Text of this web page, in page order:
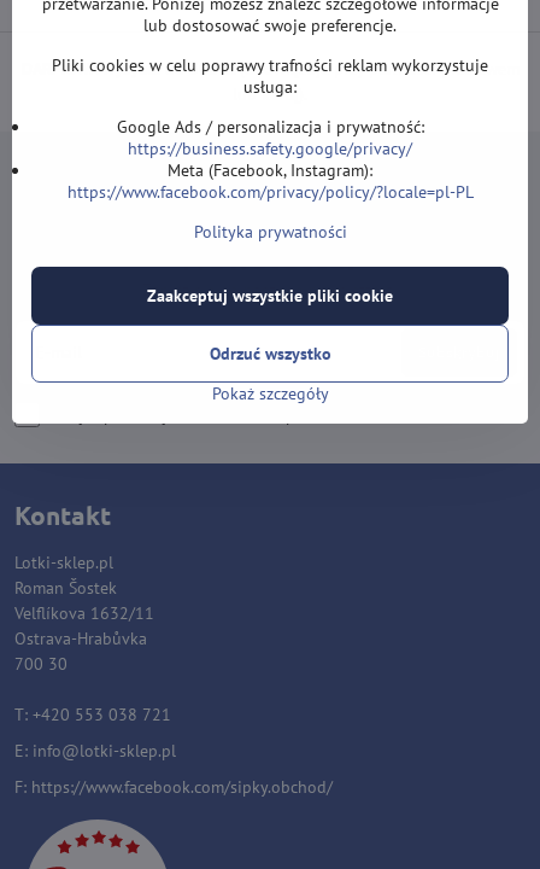
DARMOWA wysyłka od 500 zł(obowiązuje przy płatności przelewem
lub kartą).
Newsletter
Zapisz się do naszego newslettera:
Kontakt
Lotki-sklep.pl
Roman Šostek
Velflíkova 1632/11
Ostrava-Hrabůvka
700 30
T: +420 553 038 721
E: info@lotki-sklep.pl
F: https://www.facebook.com/sipky.obchod/
lub dostosować swoje preferencje.
Pliki cookies w celu poprawy trafności reklam wykorzystuje
usługa:
Google Ads / personalizacja i prywatność:
https://business.safety.google/privacy/
Meta (Facebook, Instagram):
https://www.facebook.com/privacy/policy/?locale=pl-PL
Polityka prywatności
Pokaż szczegóły
Zaakceptuj wszystkie pliki cookie
Odrzuć wszystko